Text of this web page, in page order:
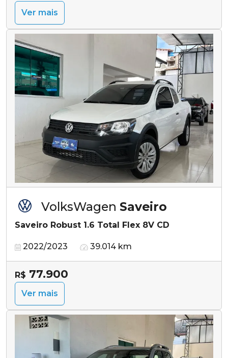
Ver mais
VolksWagen Saveiro
Saveiro Robust 1.6 Total Flex 8V CD
2022/2023 39.014 km
R$ 77.900
Ver mais